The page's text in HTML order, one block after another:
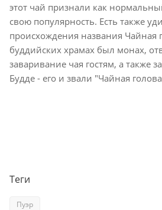
этот чай признали как
свою популярность. Есть также
происхождения названия Чайная
буддийских храмах был монах,
заваривание чая гостям, а также
Будде - его и звали "Чайная
Теги
Пуэр